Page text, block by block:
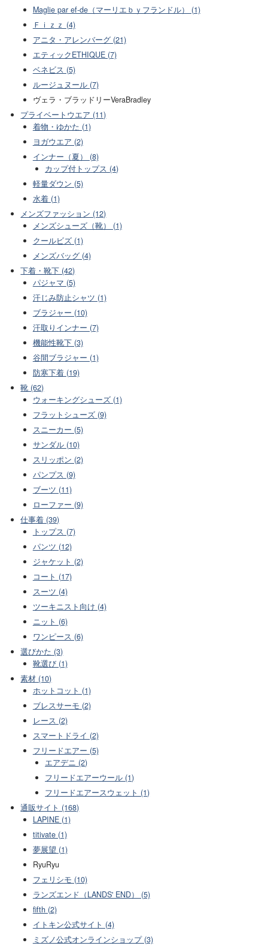
Maglie par ef-de（マーリエｂｙフランドル） (1)
Ｆｉｚｚ (4)
アニタ・アレンバーグ (21)
エティックETHIQUE (7)
ベネビス (5)
ルージュヌール (7)
ヴェラ・ブラッドリーVeraBradley
プライベートウエア (11)
着物・ゆかた (1)
ヨガウエア (2)
インナー（夏） (8)
カップ付トップス (4)
軽量ダウン (5)
水着 (1)
メンズファッション (12)
メンズシューズ（靴） (1)
クールビズ (1)
メンズバッグ (4)
下着・靴下 (42)
パジャマ (5)
汗じみ防止シャツ (1)
ブラジャー (10)
汗取りインナー (7)
機能性靴下 (3)
谷間ブラジャー (1)
防寒下着 (19)
靴 (62)
ウォーキングシューズ (1)
フラットシューズ (9)
スニーカー (5)
サンダル (10)
スリッポン (2)
パンプス (9)
ブーツ (11)
ローファー (9)
仕事着 (39)
トップス (7)
パンツ (12)
ジャケット (2)
コート (17)
スーツ (4)
ツーキニスト向け (4)
ニット (6)
ワンピース (6)
選びかた (3)
靴選び (1)
素材 (10)
ホットコット (1)
ブレスサーモ (2)
レース (2)
スマートドライ (2)
フリードエアー (5)
エアデニ (2)
フリードエアーウール (1)
フリードエアースウェット (1)
通販サイト (168)
LAPINE (1)
titivate (1)
夢展望 (1)
RyuRyu
フェリシモ (10)
ランズエンド（LANDS' END） (5)
fifth (2)
イトキン公式サイト (4)
ミズノ公式オンラインショップ (3)